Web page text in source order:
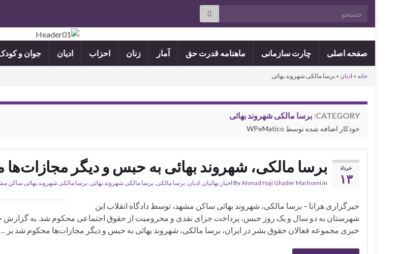
صفحه اصلی چارت سازمانی ماهنامه قدرت حق آمار زنان احزاب ادیان جوان و
خانه » ادیان » برسا مالکی شهروند بهائی
CATEGORY: برسا مالکی شهروند بهائی
خودکار اضافه شده توسط WPeMatico
خرداد
۱۳
برسا مالکی، شهروند بهائی به حبس و دیگر
ByAhmad Haji Ghader Marhomiin اخبار بهائیان ادیان برسا مالکی برسا مالکی شهروند بهائی برسا مالکی شهروند بهائی ساکن
خبرگزاری هرانا – برسا مالکی، شهروند بهائی ساکن مشهد، توسط دادگاه انقلاب این
شهرستان به دو سال و یک روز حبس، پرداخت جزای نقدی و محرومیت از حقوق اجتماعی محکوم شد. به گزارش
خبری مجموعه فعالان حقوق بشر در ایران، برسا مالکی، شهروند بهائی به حبس و دیگر مجازات‌ها محکوم شد بر …